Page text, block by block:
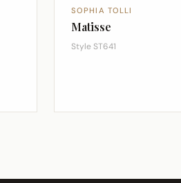
SOPHIA TOLLI
Matisse
Style ST641